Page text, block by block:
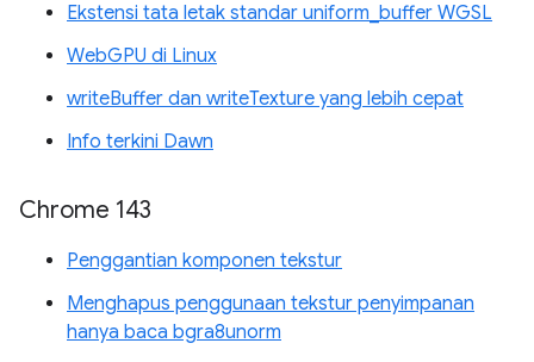
Ekstensi tata letak standar uniform_buffer WGSL
WebGPU di Linux
writeBuffer dan writeTexture yang lebih cepat
Info terkini Dawn
Chrome 143
Penggantian komponen tekstur
Menghapus penggunaan tekstur penyimpanan
hanya baca bgra8unorm